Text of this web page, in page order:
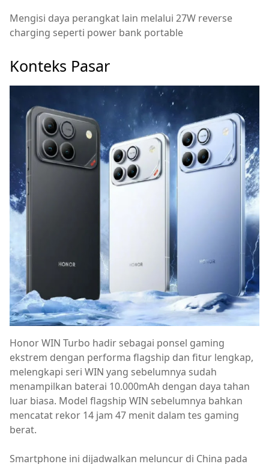
Mengisi daya perangkat lain melalui 27W reverse
charging seperti power bank portable
Konteks Pasar
Honor WIN Turbo hadir sebagai ponsel gaming
ekstrem dengan performa flagship dan fitur lengkap,
melengkapi seri WIN yang sebelumnya sudah
menampilkan baterai 10.000mAh dengan daya tahan
luar biasa. Model flagship WIN sebelumnya bahkan
mencatat rekor 14 jam 47 menit dalam tes gaming
berat.
Smartphone ini dijadwalkan meluncur di China pada